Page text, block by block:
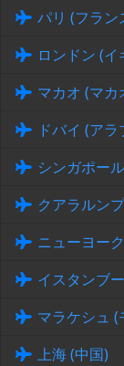
パリ (フラン
ロンドン (イ
マカオ (マカ
ドバイ (ア
シンガポー
クアラルン
ニューヨー
イスタンブ
マラケシュ (
上海 (中国)